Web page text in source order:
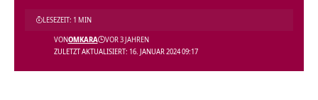
ZULETZT AKTUALISIERT: 16. JANUAR 2024 09:17
VONOMKARA VOR 3 JAHREN
LESEZEIT: 1 MIN